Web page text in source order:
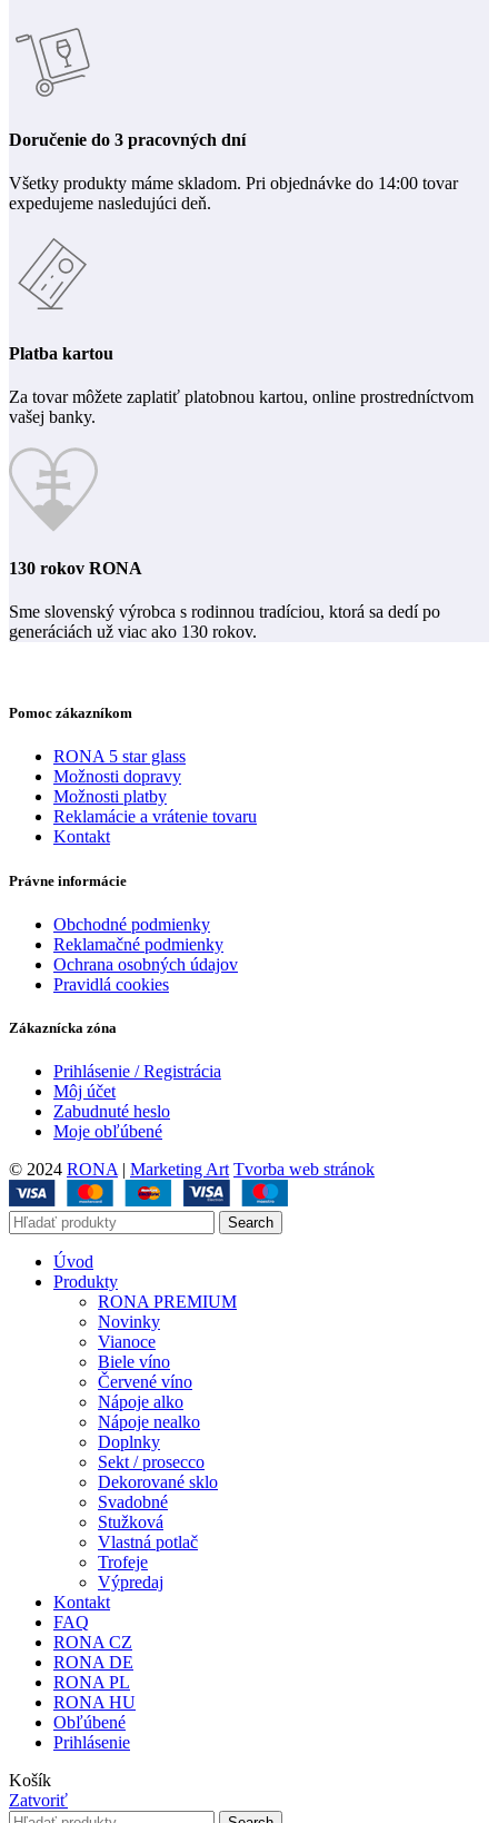
Doručenie do 3 pracovných dní
Všetky produkty máme skladom. Pri objednávke do 14:00 tovar
expedujeme nasledujúci deň.
Platba kartou
Za tovar môžete zaplatiť platobnou kartou, online prostredníctvom
vašej banky.
130 rokov RONA
Sme slovenský výrobca s rodinnou tradíciou, ktorá sa dedí po
generáciách už viac ako 130 rokov.
Pomoc zákazníkom
RONA 5 star glass
Možnosti dopravy
Možnosti platby
Reklamácie a vrátenie tovaru
Kontakt
Právne informácie
Obchodné podmienky
Reklamačné podmienky
Ochrana osobných údajov
Pravidlá cookies
Zákaznícka zóna
Prihlásenie / Registrácia
Môj účet
Zabudnuté heslo
Moje obľúbené
© 2024 RONA | Marketing Art Tvorba web stránok
Search
Úvod
Produkty
RONA PREMIUM
Novinky
Vianoce
Biele víno
Červené víno
Nápoje alko
Nápoje nealko
Doplnky
Sekt / prosecco
Dekorované sklo
Svadobné
Stužková
Vlastná potlač
Trofeje
Výpredaj
Kontakt
FAQ
RONA CZ
RONA DE
RONA PL
RONA HU
Obľúbené
Prihlásenie
Košík
Zatvoriť